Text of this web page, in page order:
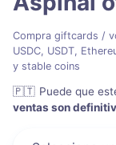
Compra giftcards /
USDC, USDT,
y stable coins
🇵🇹 Puede que
ventas son